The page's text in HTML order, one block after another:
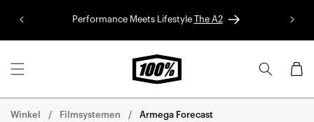
de
Performance Meets Lifestyle The A2 Red
Winkel Filmsystemen Armega Forecast